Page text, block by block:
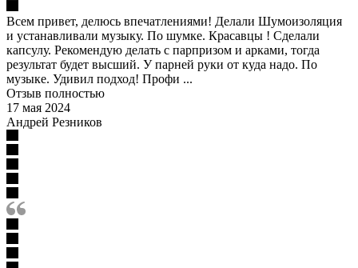
Всем привет, делюсь впечатлениями! Делали Шумоизоляция
и устанавливали музыку. По шумке. Красавцы ! Сделали
капсулу. Рекомендую делать с парпризом и арками, тогда
результат будет высший. У парней руки от куда надо. По
музыке. Удивил подход! Профи ...
Отзыв полностью
17 мая 2024
Андрей Резников